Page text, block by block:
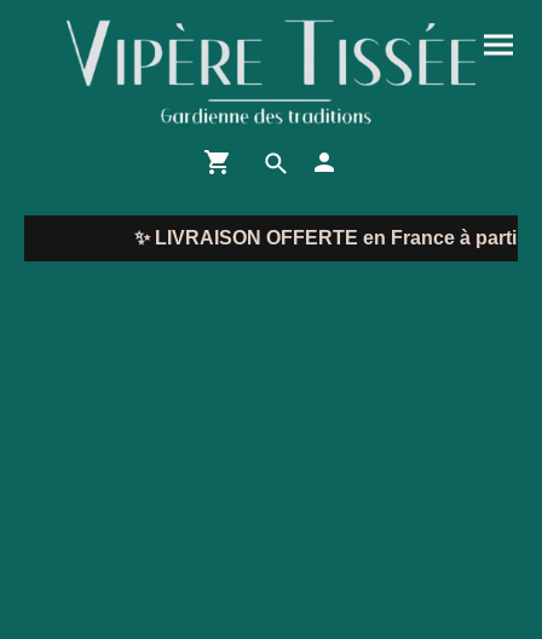
✨LIVRAISON OFFERTE en France à partir